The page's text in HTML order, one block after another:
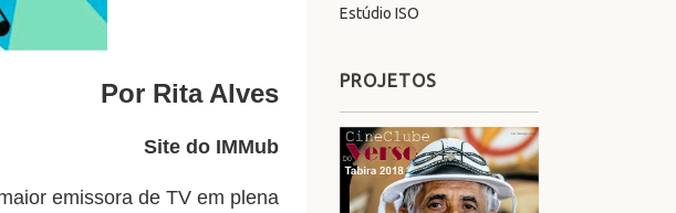
Por Rita Alves
Site do IMMub
emissora de TV em plena
Estúdio ISO
PROJETOS